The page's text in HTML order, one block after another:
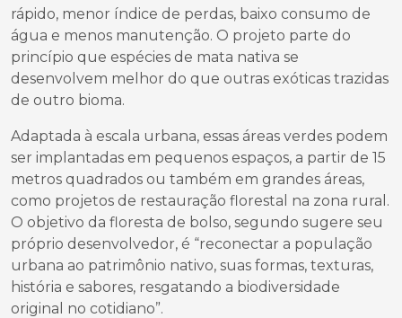
rápido, menor índice de perdas, baixo consumo de
água e menos manutenção. O projeto parte do
princípio que espécies de mata nativa se
desenvolvem melhor do que outras exóticas trazidas
de outro bioma.
Adaptada à escala urbana, essas áreas verdes podem
ser implantadas em pequenos espaços, a partir de 15
metros quadrados ou também em grandes áreas,
como projetos de restauração florestal na zona rural.
O objetivo da floresta de bolso, segundo sugere seu
próprio desenvolvedor, é “reconectar a população
urbana ao patrimônio nativo, suas formas, texturas,
história e sabores, resgatando a biodiversidade
original no cotidiano”.